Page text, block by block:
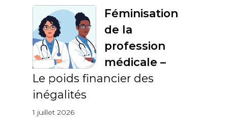
Féminisation
de la
profession
médicale –
Le poids financier des
inégalités
1 juillet 2026